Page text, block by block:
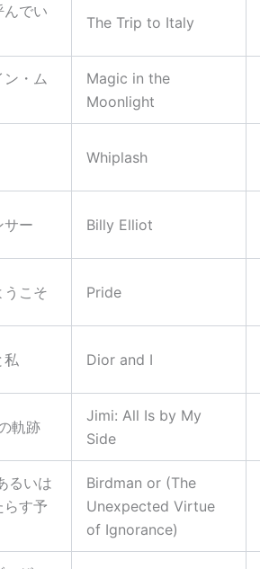
んでい
The Trip to Italy
・ム
Magic in the
Moonlight
Whiplash
サー Billy Elliot
うこそ Pride
私 Dior and I
軌跡
Jimi: All Is by My
Side
るいは
らす予
Birdman or (The
Unexpected Virtue
of Ignorance)